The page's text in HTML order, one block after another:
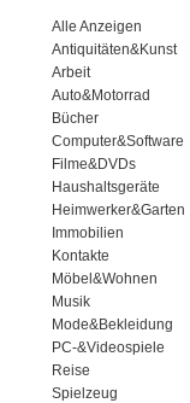
Alle Anzeigen
Antiquitäten&Kunst
Arbeit
Auto&Motorrad
Bücher
Computer&Software
Filme&DVDs
Haushaltsgeräte
Heimwerker&Garten
Immobilien
Kontakte
Möbel&Wohnen
Musik
Mode&Bekleidung
PC-&Videospiele
Reise
Spielzeug